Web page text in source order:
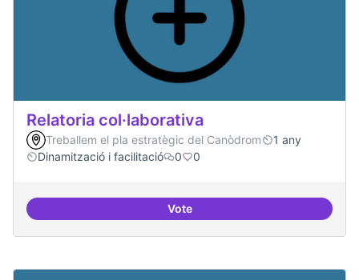
Relatoria col·laborativa
Treballem el pla estratègic del Canòdrom
1 any
Dinamització i facilitació
0 0
VoteRelatoria col·laborativa